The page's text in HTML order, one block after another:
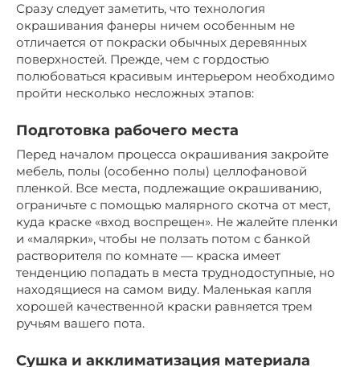
Сразу следует заметить, что технология
окрашивания фанеры ничем особенным не
отличается от покраски обычных деревянных
поверхностей. Прежде, чем с гордостью
полюбоваться красивым интерьером необходимо
пройти несколько несложных этапов:
Подготовка рабочего места
Перед началом процесса окрашивания закройте
мебель, полы (особенно полы) целлофановой
пленкой. Все места, подлежащие окрашиванию,
ограничьте с помощью малярного скотча от мест,
куда краске «вход воспрещен». Не жалейте пленки
и «малярки», чтобы не ползать потом с банкой
растворителя по комнате — краска имеет
тенденцию попадать в места труднодоступные, но
находящиеся на самом виду. Маленькая капля
хорошей качественной краски равняется трем
ручьям вашего пота.
Сушка и акклиматизация материала